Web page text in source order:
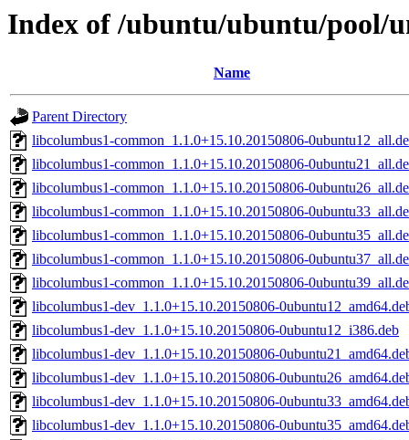
Index of /ubuntu/ubuntu/pool/
Name
Parent Directory
libcolumbus1-common_1.1.0+15.10.20150806-
libcolumbus1-common_1.1.0+15.10.20150806-
libcolumbus1-common_1.1.0+15.10.20150806-
libcolumbus1-common_1.1.0+15.10.20150806-
libcolumbus1-common_1.1.0+15.10.20150806-
libcolumbus1-common_1.1.0+15.10.20150806-
libcolumbus1-common_1.1.0+15.10.20150806-
libcolumbus1-dev_1.1.0+15.10.20150806-
libcolumbus1-dev_1.1.0+15.10.20150806-0ubuntu12_i386.deb
libcolumbus1-dev_1.1.0+15.10.20150806-
libcolumbus1-dev_1.1.0+15.10.20150806-
libcolumbus1-dev_1.1.0+15.10.20150806-
libcolumbus1-dev_1.1.0+15.10.20150806-